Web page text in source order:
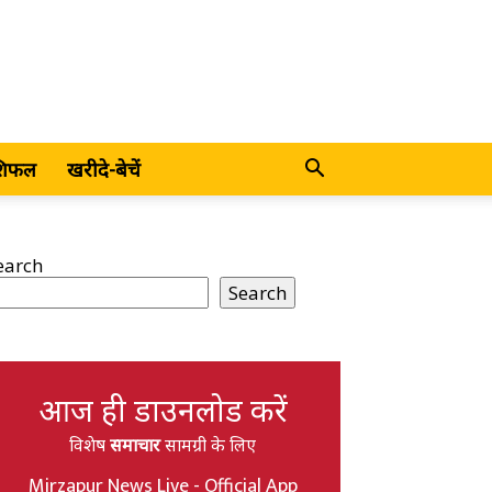
खरीदे-बेचें
Search
आज ही डाउनलोड करें
विशेषसमाचारसामग्री के लिए